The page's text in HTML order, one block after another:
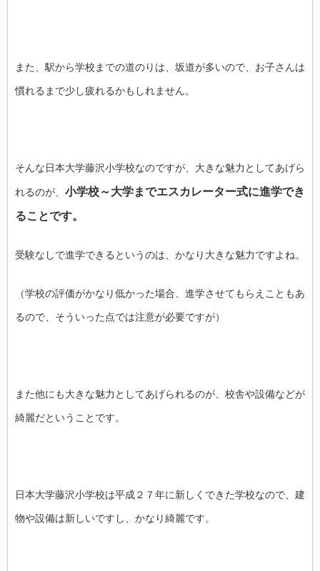
また、駅から学校までの道のりは、坂道が多いので、お子さんは
慣れるまで少し疲れるかもしれません。
そんな日本大学藤沢小学校なのですが、大きな魅力としてあげら
れるのが、 小学校～大学までエスカレーター式に進学でき
ることです。
受験なしで進学できるというのは、かなり大きな魅力ですよね。
（学校の評価がかなり低かった場合、進学させてもらえこともあ
るので、そういった点では注意が必要ですが）
また他にも大きな魅力としてあげられるのが、校舎や設備などが
綺麗だということです。
日本大学藤沢小学校は平成２７年に新しくできた学校なので、建
物や設備は新しいですし、かなり綺麗です。